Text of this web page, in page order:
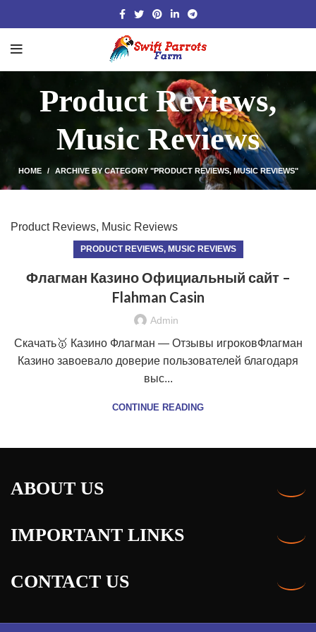
Product Reviews,
Music Reviews
HOME ARCHIVE BY CATEGORY "PRODUCT REVIEWS, MUSIC REVIEWS"
Product Reviews, Music Reviews
PRODUCT REVIEWS, MUSIC REVIEWS
Флагман Казино Официальный сайт –
Flahman Casin
Admin
Скачать🥇 Казино Флагман — Отзывы игроковФлагман
Казино завоевало доверие пользователей благодаря
выс...
CONTINUE READING
ABOUT US
IMPORTANT LINKS
CONTACT US